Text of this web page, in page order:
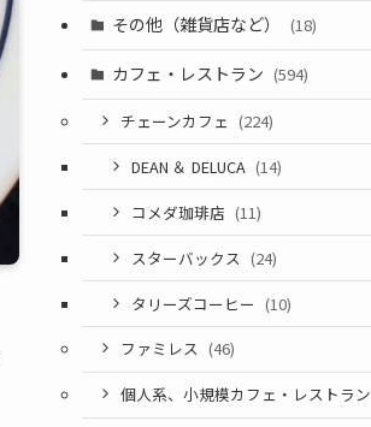
その他（雑貨店など） (18)
カフェ・レストラン (594)
チェーンカフェ (224)
DEAN ＆ DELUCA (14)
コメダ珈琲店 (11)
スターバックス (24)
タリーズコーヒー (10)
ファミレス (46)
個人系、小規模カフェ・レストラン